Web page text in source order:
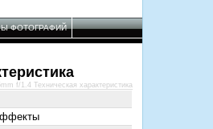
ФОТОГРАФИЙ
f/1.4 Техническая характеристика